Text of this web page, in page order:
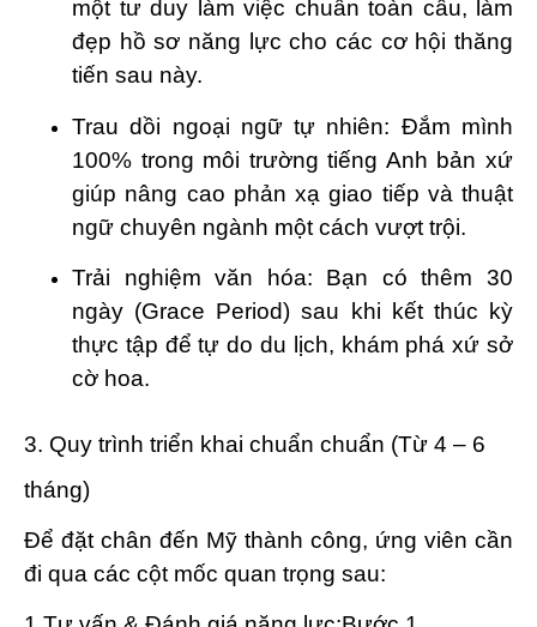
một tư duy làm việc chuẩn toàn cầu, làm
đẹp hồ sơ năng lực cho các cơ hội thăng
tiến sau này.
Trau dồi ngoại ngữ tự nhiên: Đắm mình
100% trong môi trường tiếng Anh bản xứ
giúp nâng cao phản xạ giao tiếp và thuật
ngữ chuyên ngành một cách vượt trội.
Trải nghiệm văn hóa: Bạn có thêm 30
ngày (Grace Period) sau khi kết thúc kỳ
thực tập để tự do du lịch, khám phá xứ sở
cờ hoa.
3. Quy trình triển khai chuẩn chuẩn (Từ 4 – 6
tháng)
Để đặt chân đến Mỹ thành công, ứng viên cần
đi qua các cột mốc quan trọng sau: